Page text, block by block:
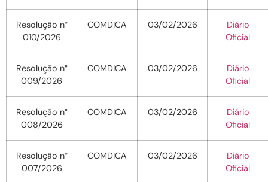
Resolução n°
010/2026
COMDICA 03/02/2026
Diário
Oficial
Resolução n°
009/2026
COMDICA 03/02/2026
Diário
Oficial
Resolução n°
008/2026
COMDICA 03/02/2026
Diário
Oficial
Resolução n°
007/2026
COMDICA 03/02/2026
Diário
Oficial